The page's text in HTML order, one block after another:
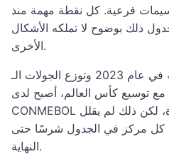
فرعية. كل نقطة مهمة منذ
ذلك بوضوح لا تملكه الأشكال
الأخرى.
في عام 2023 وتوزع الجولات الـ
مع توسيع كأس العالم، أصبح لدى
CONMEBOL المزيد من المقاعد المباشرة، لكن ذلك لم يقلل
كل مركز في الجدول شرسًا حتى
النهاية.